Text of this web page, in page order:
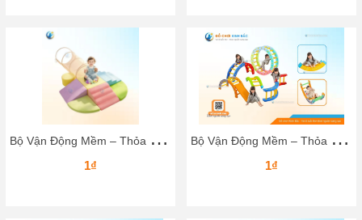
B
ộ Vận Động Mềm – Thỏa Sức Sáng Tạo & Leo Trèo Cho Bé
1₫
B
ộ Vận Động Mềm – Thỏa Sức Sáng Tạo & Leo Trèo Cho Bé
1₫